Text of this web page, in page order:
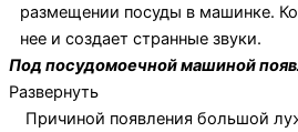
размещении посуды в машинке.
нее и создает странные звуки.
Под посудомоечной машиной
Развернуть
Причиной появления большой